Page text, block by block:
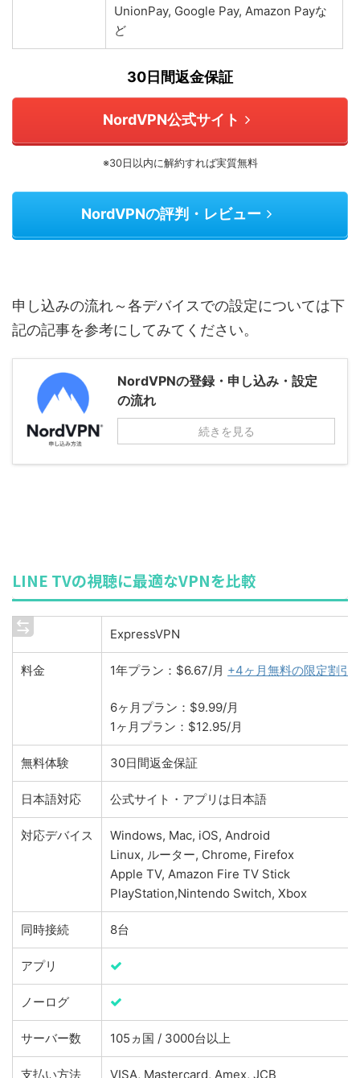
UnionPay, Google Pay, Amazon Payな
ど
30日間返金保証
NordVPN公式サイト
※30日以内に解約すれば実質無料
NordVPNの評判・レビュー
申し込みの流れ～各デバイスでの設定については下
記の記事を参考にしてみてください。
NordVPNの登録・申し込み・設定
の流れ
続きを見る
LINE TVの視聴に最適なVPNを比較
ExpressVPN
料金 1年プラン：$6.67/月 +4ヶ月無料の限定割引
6ヶ月プラン：$9.99/月
1ヶ月プラン：$12.95/月
無料体験 30日間返金保証
日本語対応 公式サイト・アプリは日本語
対応デバイス
Windows, Mac, iOS, Android
Linux, ルーター, Chrome, Firefox
Apple TV, Amazon Fire TV Stick
PlayStation,Nintendo Switch, Xbox
同時接続 8台
アプリ
ノーログ
サーバー数 105ヵ国 / 3000台以上
支払い方法 VISA, Mastercard, Amex, JCB